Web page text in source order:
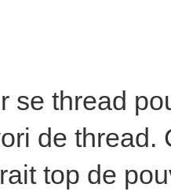
se thread
de
top de